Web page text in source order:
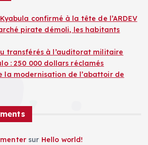
confirmé à la tête de l’ARDEV
pirate démoli, les habitants
transférés à l’auditorat militaire
: 250 000 dollars réclamés
la modernisation de l’abattoir de
sur Hello world!